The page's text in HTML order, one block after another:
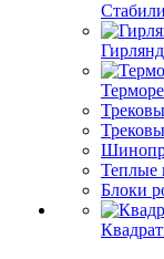
Теплые
Блоки